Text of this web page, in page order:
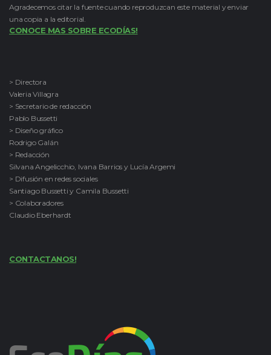
Agradecemos citar la fuente cuando reproduzcan este material y enviar
una copia a la editorial.
CONOCE MAS SOBRE ECODÍAS!
> Directora
Valeria Villagra
> Secretario de redacción
Pablo Bussetti
> Diseño gráfico
Rodrigo Galán
> Redacción
Silvana Angelicchio, Ivana Barrios y Lucía Argemi
> Difusión en redes sociales
Santiago Bussetti y Camila Bussetti
> Colaboradores
Claudio Eberhardt
CONTACTANOS!